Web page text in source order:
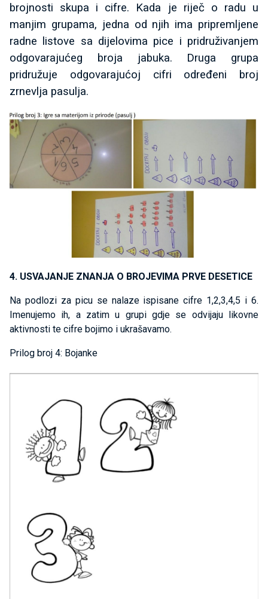
brojnosti skupa i cifre. Kada je riječ o radu u
manjim grupama, jedna od njih ima pripremljene
radne listove sa dijelovima pice i pridruživanjem
odgovarajućeg broja jabuka. Druga grupa
pridružuje odgovarajućoj cifri određeni broj
zrnevlja pasulja.
4. USVAJANJE ZNANJA O BROJEVIMA PRVE DESETICE
Na podlozi za picu se nalaze ispisane cifre 1,2,3,4,5 i 6.
Imenujemo ih, a zatim u grupi gdje se odvijaju likovne
aktivnosti te cifre bojimo i ukrašavamo.
Prilog broj 4: Bojanke